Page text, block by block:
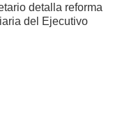
detalla reforma
del Ejecutivo